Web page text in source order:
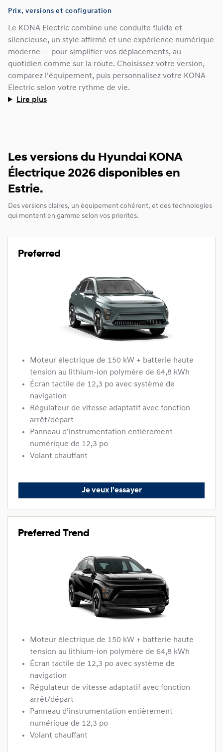
Prix, versions et configuration
Le KONA Electric combine une conduite fluide et
silencieuse, un style affirmé et une expérience numérique
moderne — pour simplifier vos déplacements, au
quotidien comme sur la route. Choisissez votre version,
comparez l’équipement, puis personnalisez votre KONA
Electric selon votre rythme de vie.
Lire plus
Les versions du Hyundai KONA
Électrique 2026 disponibles en
Estrie.
Des versions claires, un équipement cohérent, et des technologies
qui montent en gamme selon vos priorités.
Preferred
Moteur électrique de 150 kW + batterie haute
tension au lithium-ion polymère de 64,8 kWh
Écran tactile de 12,3 po avec système de
navigation
Régulateur de vitesse adaptatif avec fonction
arrêt/départ
Panneau d’instrumentation entièrement
numérique de 12,3 po
Volant chauffant
Je veux l'essayer
Preferred Trend
Moteur électrique de 150 kW + batterie haute
tension au lithium-ion polymère de 64,8 kWh
Écran tactile de 12,3 po avec système de
navigation
Régulateur de vitesse adaptatif avec fonction
arrêt/départ
Panneau d’instrumentation entièrement
numérique de 12,3 po
Volant chauffant